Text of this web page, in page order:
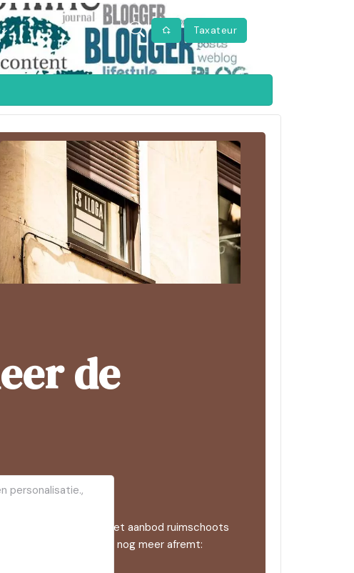
Taxateur
de
de grote vraag het aanbod ruimschoots
die de eigenaren nog meer afremt:
personalisatie.,